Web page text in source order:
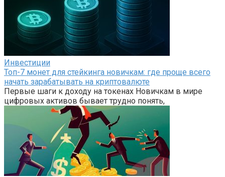
Инвестиции
Топ-7 монет для стейкинга новичкам: где проще всего
начать зарабатывать на криптовалюте
Первые шаги к доходу на токенах Новичкам в мире
цифровых активов бывает трудно понять,